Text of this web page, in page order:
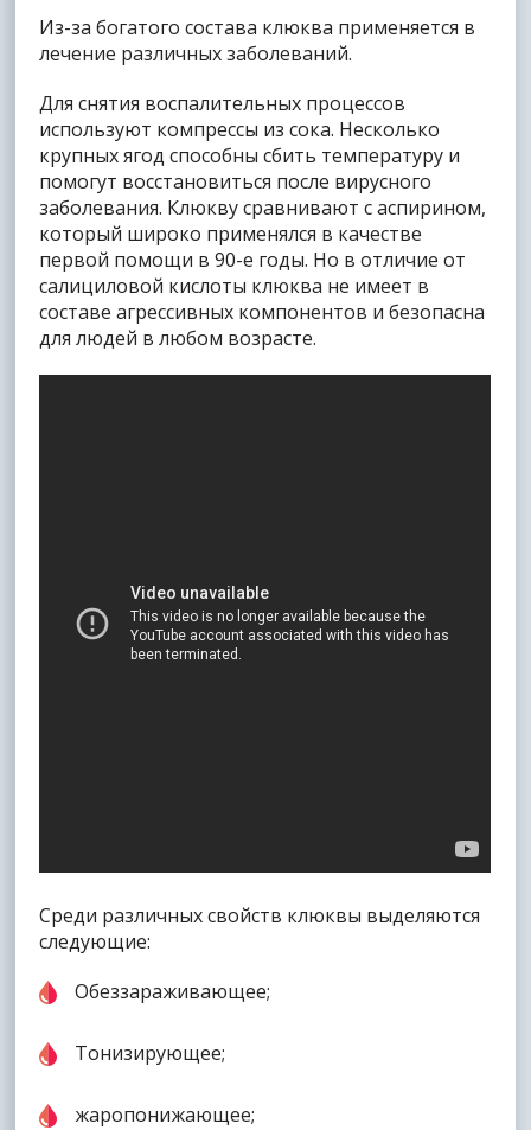
Из-за богатого состава клюква применяется в
лечение различных заболеваний.
Для снятия воспалительных процессов
используют компрессы из сока. Несколько
крупных ягод способны сбить температуру и
помогут восстановиться после вирусного
заболевания. Клюкву сравнивают с аспирином,
который широко применялся в качестве
первой помощи в 90-е годы. Но в отличие от
салициловой кислоты клюква не имеет в
составе агрессивных компонентов и безопасна
для людей в любом возрасте.
Среди различных свойств клюквы выделяются
следующие:
Обеззараживающее;
Тонизирующее;
жаропонижающее;